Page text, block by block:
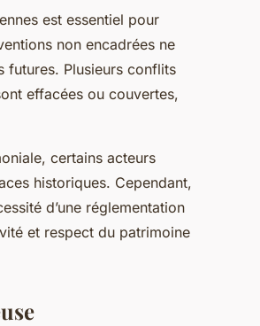
est essentiel pour
non encadrées ne
futures. Plusieurs conflits
effacées ou couvertes,
certains acteurs
historiques. Cependant,
d’une réglementation
et respect du patrimoine